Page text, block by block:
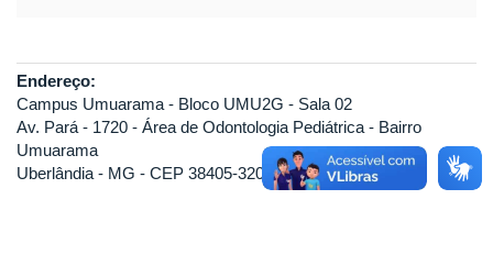
Endereço:
Campus Umuarama - Bloco UMU2G - Sala 02
Av. Pará - 1720 - Área de Odontologia Pediátrica - Bairro
Umuarama
Uberlândia - MG - CEP 38405-320